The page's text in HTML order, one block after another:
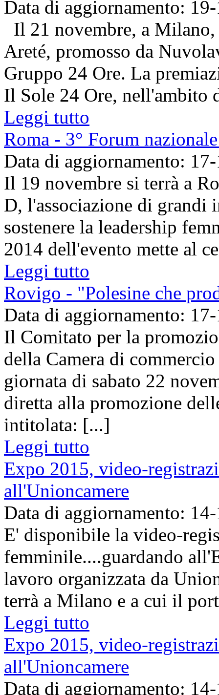
Data di aggiornamento:
Il 21 novembre, a Milano,
Areté, promosso da
Gruppo 24 Ore. La
Il Sole 24 Ore, nell'ambito
Leggi tutto
Roma - 3° Forum
Data di aggiornamento:
Il 19 novembre si terrà a
D, l'associazione di grandi
sostenere la leadership
2014 dell'evento mette al
Leggi tutto
Rovigo - "Polesine che
Data di aggiornamento:
Il Comitato per la
della Camera di
giornata di sabato 22
diretta alla promozione
intitolata: [...]
Leggi tutto
Expo 2015, video-
all'Unioncamere
Data di aggiornamento:
E' disponibile la video-
femminile....guardando
lavoro organizzata da
terrà a Milano e a cui il
Leggi tutto
Expo 2015, video-
all'Unioncamere
Data di aggiornamento: